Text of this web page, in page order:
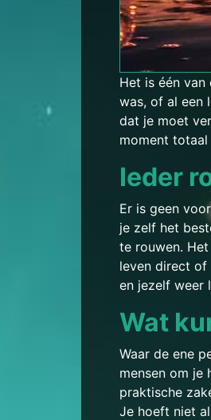
Het is één
was, of al een
dat je moet
moment
Ieder
Er is geen
je zelf het
te rouwen.
leven direct
en jezelf weer
Wat
Waar de ene
mensen om je
praktische
Je hoeft niet